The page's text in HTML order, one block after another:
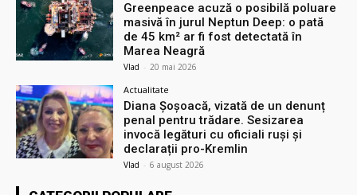
Greenpeace acuză o posibilă poluare
masivă în jurul Neptun Deep: o pată
de 45 km² ar fi fost detectată în
Marea Neagră
Vlad - 20 mai 2026
Actualitate
Diana Șoșoacă, vizată de un denunț
penal pentru trădare. Sesizarea
invocă legături cu oficiali ruși și
declarații pro-Kremlin
Vlad - 6 august 2026